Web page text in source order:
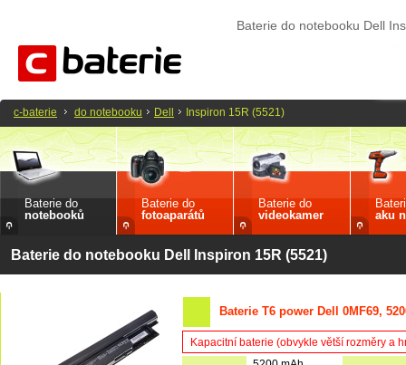
Baterie do notebooku Dell
Baterie do
notebooků
Baterie do
fotoaparátů
Baterie do
videokamer
aku
Baterie do notebooku Dell Inspiron 15R (5521)
Baterie T6 power Dell 0MF69,
Kapacitní baterie (obvykle větší rozměry a
c-baterie do notebooku Dell Inspiron 15R (5521)